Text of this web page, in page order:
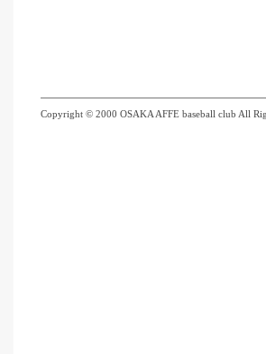
Copyright © 2000 OSAKA AFFE baseball club All